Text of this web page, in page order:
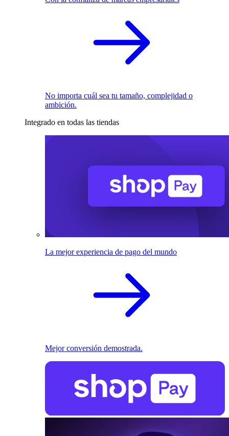
No importa cuál sea tu tamaño, complejidad o
ambición.
Integrado en todas las tiendas
La mejor experiencia de pago del mundo
Mejor conversión demostrada.